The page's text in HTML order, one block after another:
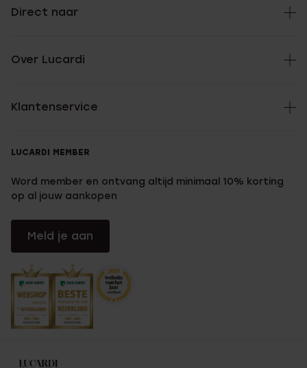
Direct naar
Over Lucardi
Klantenservice
LUCARDI MEMBER
Word member en ontvang altijd minimaal 10% korting
op al jouw aankopen
Meld je aan